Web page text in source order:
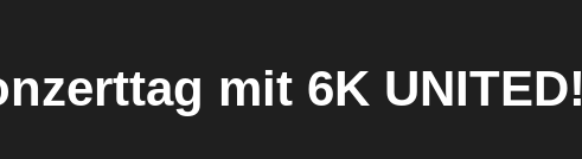
mit 6K UNITED!